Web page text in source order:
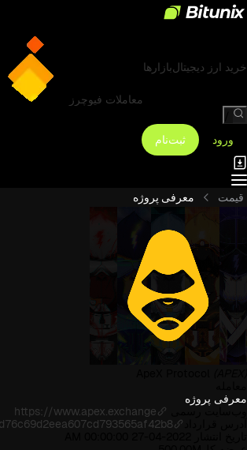
خرید ارز دیجیتالبازارها
معاملات فیوچرز
ورود
ثبت‌نام
قیمت معرفی پروژه
معرفی پروژه
https://www.apex.exchange